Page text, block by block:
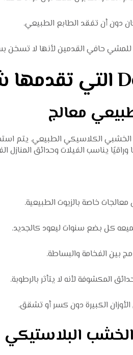
دون أن تفقد الطابع الطبيعي.
للمشي حافي القدمين لأنها لا تسخن
الكلاسيكي الطبيعي. يتم
يناسب الفيلات وحدائق المنازل
خاصة بالزيوت الطبيعية.
كل بضع سنوات ليعود كالجديد.
بين الفخامة والبساطة.
المكشوفة لأنه لا يتأثر بالرطوبة.
الكبيرة دون كسر أو تشقق.